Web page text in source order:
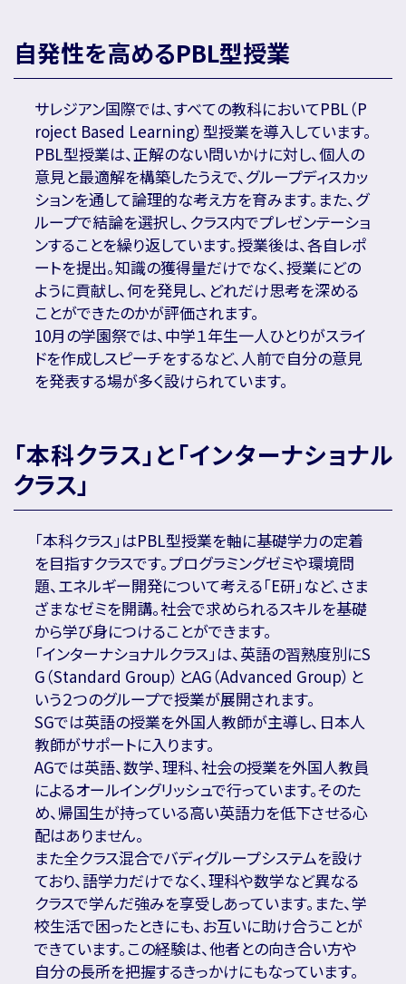
自発性を高めるPBL型授業
サレジアン国際では、すべての教科においてPBL（P
roject Based Learning）型授業を導入しています。
PBL型授業は、正解のない問いかけに対し、個人の
意見と最適解を構築したうえで、グループディスカッ
ションを通して論理的な考え方を育みます。また、グ
ループで結論を選択し、クラス内でプレゼンテーショ
ンすることを繰り返しています。授業後は、各自レポ
ートを提出。知識の獲得量だけでなく、授業にどの
ように貢献し、何を発見し、どれだけ思考を深める
ことができたのかが評価されます。
10月の学園祭では、中学１年生一人ひとりがスライ
ドを作成しスピーチをするなど、人前で自分の意見
を発表する場が多く設けられています。
「本科クラス」と「インターナショナル
クラス」
「本科クラス」はPBL型授業を軸に基礎学力の定着
を目指すクラスです。プログラミングゼミや環境問
題、エネルギー開発について考える「E研」など、さま
ざまなゼミを開講。社会で求められるスキルを基礎
から学び身につけることができます。
「インターナショナルクラス」は、英語の習熟度別にS
G（Standard Group）とAG（Advanced Group）と
いう２つのグループで授業が展開されます。
SGでは英語の授業を外国人教師が主導し、日本人
教師がサポートに入ります。
AGでは英語、数学、理科、社会の授業を外国人教員
によるオールイングリッシュで行っています。そのた
め、帰国生が持っている高い英語力を低下させる心
配はありません。
また全クラス混合でバディグループシステムを設け
ており、語学力だけでなく、理科や数学など異なる
クラスで学んだ強みを享受しあっています。また、学
校生活で困ったときにも、お互いに助け合うことが
できています。この経験は、他者との向き合い方や
自分の長所を把握するきっかけにもなっています。